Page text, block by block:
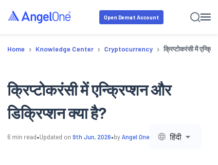
Open Demat Account
Home › Knowledge Center › Cryptocurrency › क्रिप्टोकरंसी में
क्रिप्टोकरंसी में एन्क्रिप्शन और
डिक्रिप्शन क्या है?
6 min read•Updated on 9th Jun, 2026•byAngel One हिंदी